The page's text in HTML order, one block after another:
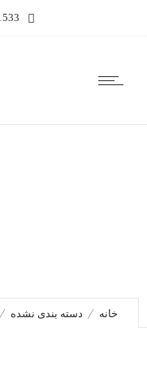
خانه دسته بندی نشده